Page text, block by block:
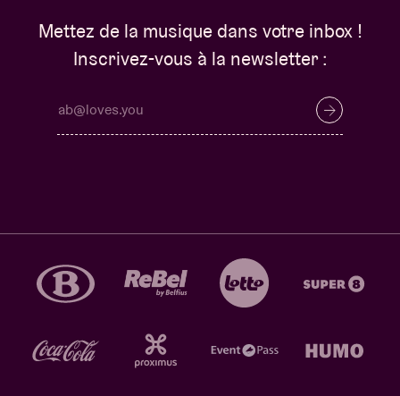
Mettez de la musique dans votre inbox !
Inscrivez-vous à la newsletter :